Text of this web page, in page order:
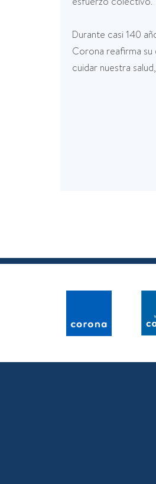
Durante casi 140
Corona reafirma
cuidar nuestra